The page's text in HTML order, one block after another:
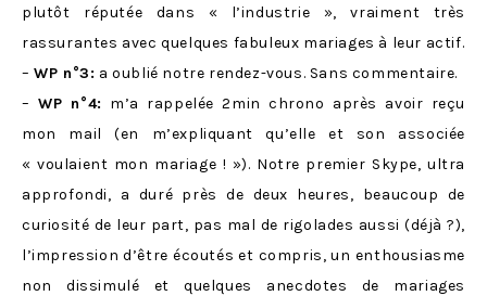
plutôt réputée dans « l’industrie », vraiment très
rassurantes avec quelques fabuleux mariages à leur actif.
–WP n°3: a oublié notre rendez-vous. Sans commentaire.
– WP n°4: m’a rappelée 2min chrono après avoir reçu
mon mail (en m’expliquant qu’elle et son associée
« voulaient mon mariage ! »). Notre premier Skype, ultra
approfondi, a duré près de deux heures, beaucoup de
curiosité de leur part, pas mal de rigolades aussi (déjà ?),
l’impression d’être écoutés et compris, un enthousiasme
non dissimulé et quelques anecdotes de mariages